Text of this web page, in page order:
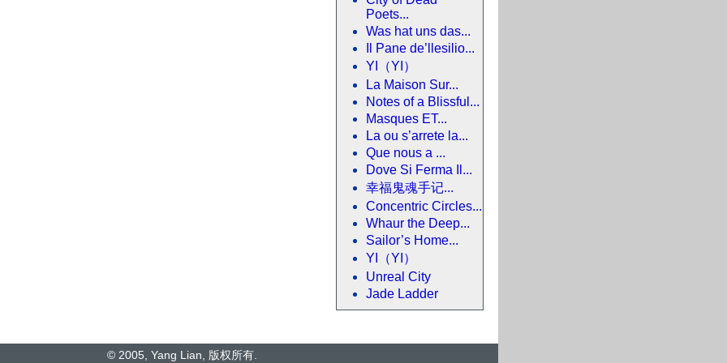
Poets...
Was hat uns das...
Il Pane de’llesilio...
YI（YI）
La Maison Sur...
Notes of a Blissful...
Masques ET...
La ou s’arrete la...
Que nous a ...
Dove Si Ferma Il...
幸福鬼魂手记...
Concentric Circles...
Whaur the Deep...
Sailor’s Home...
YI（YI）
Unreal City
Jade Ladder
© 2005, Yang Lian, 版权所有.